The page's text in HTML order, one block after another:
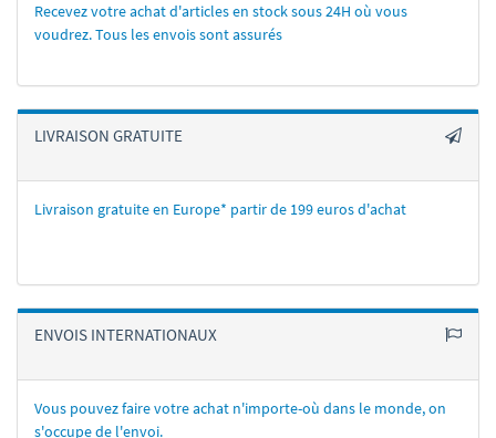
Recevez votre achat d'articles en stock sous 24H où vous
voudrez. Tous les envois sont assurés
LIVRAISON GRATUITE
Livraison gratuite en Europe* partir de 199 euros d'achat
ENVOIS INTERNATIONAUX
Vous pouvez faire votre achat n'importe-où dans le monde, on
s'occupe de l'envoi.